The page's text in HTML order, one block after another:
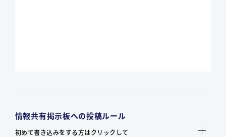
情報共有掲示板への投稿ルール
初めて書き込みをする方はクリックして